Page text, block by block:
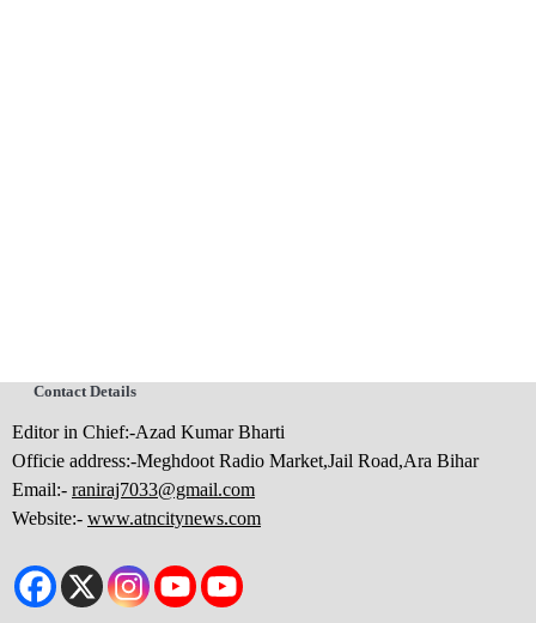
Contact Details
Editor in Chief:-Azad Kumar Bharti
Officie address:-Meghdoot Radio Market,Jail Road,Ara Bihar
Email:- raniraj7033@gmail.com
Website:- www.atncitynews.com